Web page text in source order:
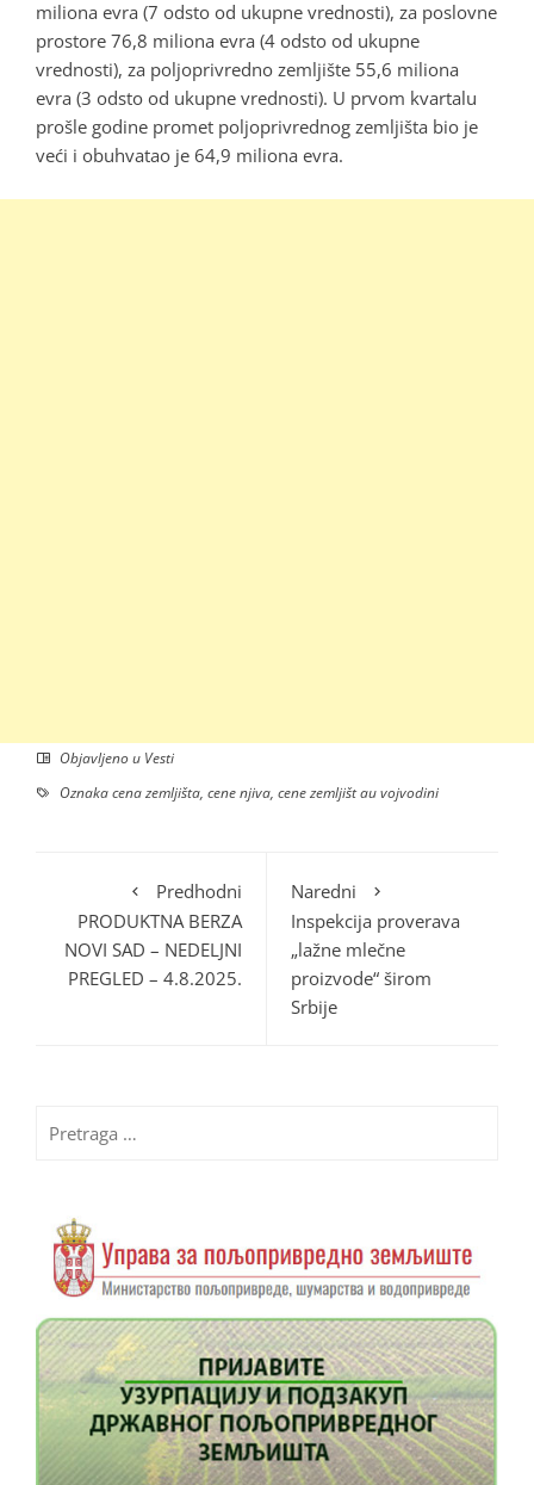
miliona evra (7 odsto od ukupne vrednosti), za poslovne
prostore 76,8 miliona evra (4 odsto od ukupne
vrednosti), za poljoprivredno zemljište 55,6 miliona
evra (3 odsto od ukupne vrednosti). U prvom kvartalu
prošle godine promet poljoprivrednog zemljišta bio je
veći i obuhvatao je 64,9 miliona evra.
Objavljeno u Vesti
Oznakacena zemljišta, cene njiva, cene zemljišt au vojvodini
Predhodni
PRODUKTNA BERZA
NOVI SAD – NEDELJNI
PREGLED – 4.8.2025.
Naredni
Inspekcija proverava
„lažne mlečne
proizvode“ širom
Srbije
za: